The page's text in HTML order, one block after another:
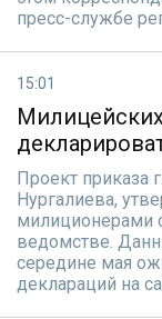
пресс-службе
15:01
Проект
Нургалиева,
милиционерами
ведомстве.
середине мая
деклараций на